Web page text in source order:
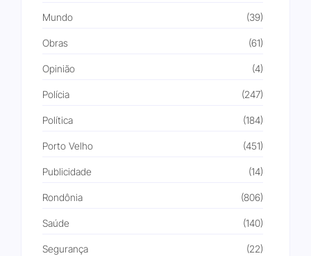
Mundo (39)
Obras (61)
Opinião (4)
Polícia (247)
Política (184)
Porto Velho (451)
Publicidade (14)
Rondônia (806)
Saúde (140)
Segurança (22)